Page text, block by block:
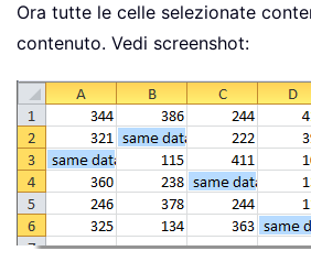
Ora tutte le celle selezionate
contenuto. Vedi screenshot: